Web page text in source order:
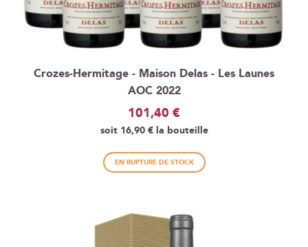
Crozes-Hermitage - Maison Delas - Les Launes
AOC 2022
101,40 €
soit 16,90 €la bouteille
EN RUPTURE DE STOCK